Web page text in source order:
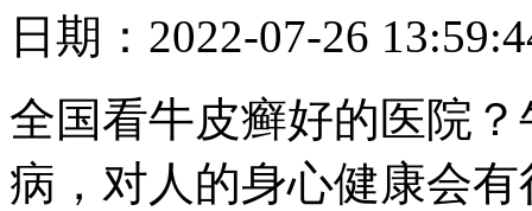
日期：2022-07-26
全国看牛皮癣好的医院
病，对人的身心健康会